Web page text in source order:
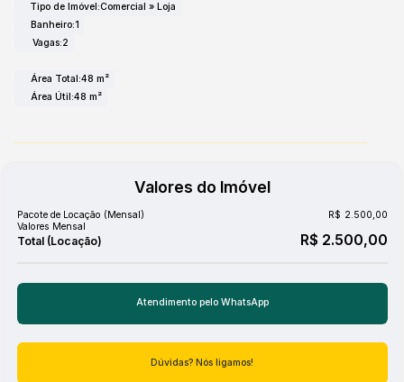
aspecto crucial em qualquer ponto comercial.
Atualmente desocupada e disponível para locação
seus planos de negócio com um
de apenas R$ 2.500,00
Tipo de Imóvel:Comercial » Loja
Banheiro:1
Vagas:2
Área Total:48 m²
Área Útil:48 m²
Valores do Imóvel
R$ 2.500,00
Valores Mensal
R$ 2.500,00
Pacote de Locação (Mensal)
Dúvidas? Nós ligamos!